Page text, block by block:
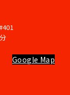
Google Map